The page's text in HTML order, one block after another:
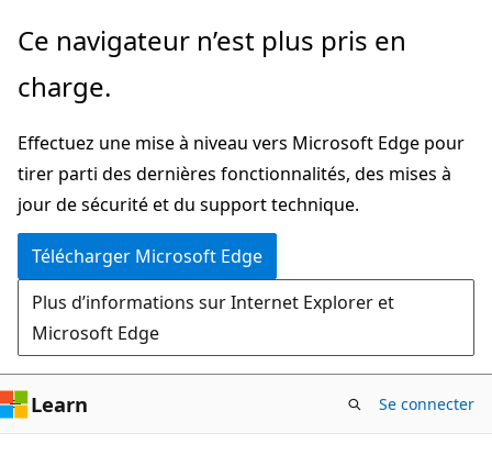
Passer
directement
au
principal
Ce navigateur n’est plus pris en
charge.
Effectuez une mise à niveau vers Microsoft Edge pour
tirer parti des dernières fonctionnalités, des mises à
jour de sécurité et du support technique.
Télécharger Microsoft Edge
Plus d’informations sur Internet Explorer et
Microsoft Edge
Learn Se connecter